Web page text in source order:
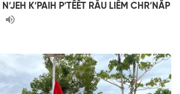
K’PAIH P’TÊÊT RÂU LIÊM CHR’NĂP